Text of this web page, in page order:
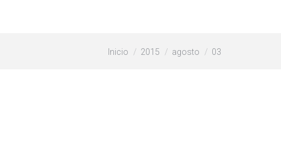
Estás aquí:
Inicio 2015 agosto 03